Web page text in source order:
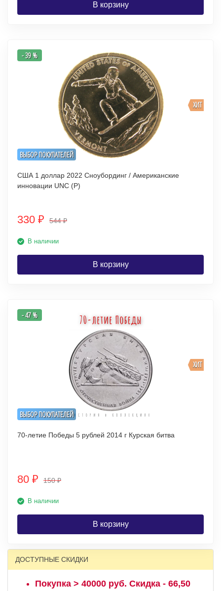
В корзину
ВЫБОР ПОКУПАТЕЛЕЙ
ХИТ
- 39 %
США 1 доллар 2022 Сноубординг / Американские
инновации UNC (P)
330 ₽ 544₽
В наличии
В корзину
ВЫБОР ПОКУПАТЕЛЕЙ
ХИТ
- 47 %
70-летие Победы 5 рублей 2014 г Курская битва
80 ₽ 150₽
В наличии
В корзину
ДОСТУПНЫЕ СКИДКИ
Покупка > 40000 руб. Скидка - 66,50